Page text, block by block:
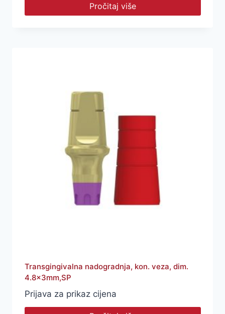
Pročitaj više
Transgingivalna nadogradnja, kon. veza, dim.
4.8x3mm,SP
Prijava za prikaz cijena